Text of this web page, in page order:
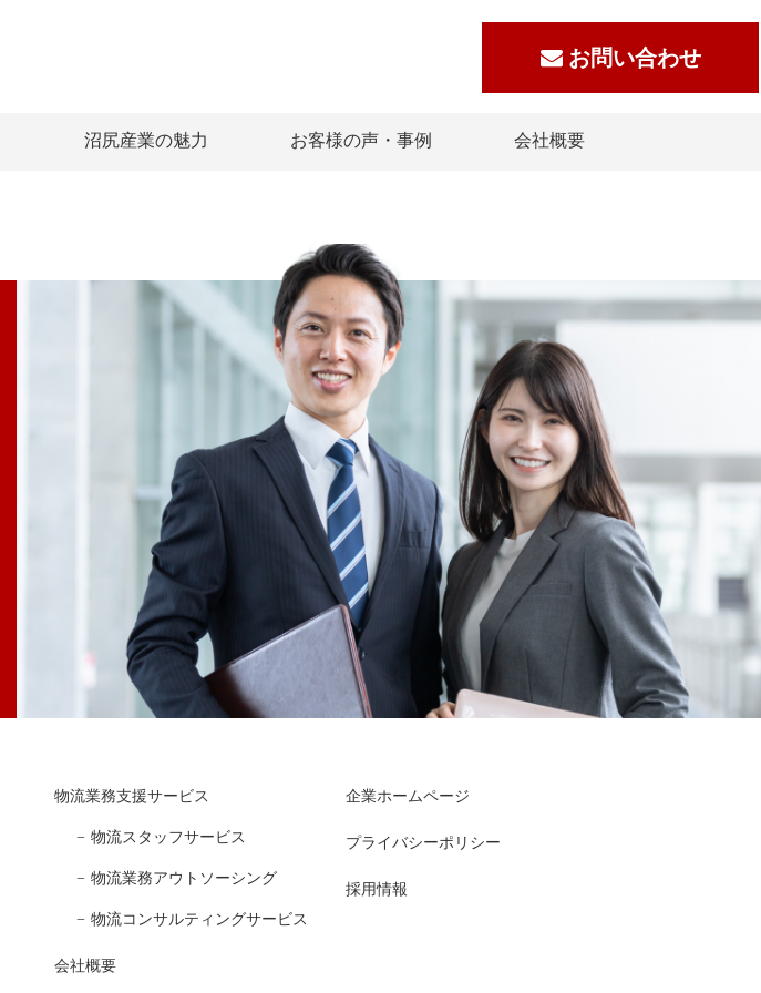
沼尻産業の魅力 お客様の声・事例 会社概要
お問い合わせ
物流業務支援サービス
物流スタッフサービス
物流業務アウトソーシング
物流コンサルティングサービス
会社概要
企業ホームページ
プライバシーポリシー
採用情報